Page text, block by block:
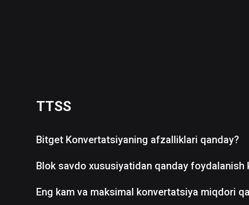
TTSS
Bitget Konvertatsiyaning afzalliklari qanday?
Blok savdo xususiyatidan qanday foydalanish
Eng kam va maksimal konvertatsiya miqdori